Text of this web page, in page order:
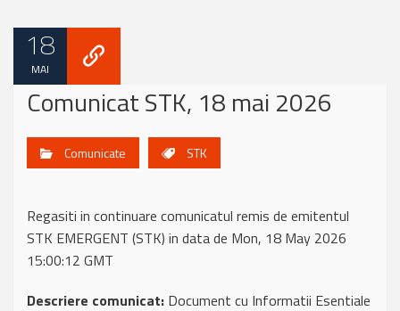
18
MAI
Comunicat STK, 18 mai 2026
Comunicate STK
Regasiti in continuare comunicatul remis de emitentul
STK EMERGENT (STK) in data de Mon, 18 May 2026
15:00:12 GMT
Descriere comunicat: Document cu Informatii Esentiale